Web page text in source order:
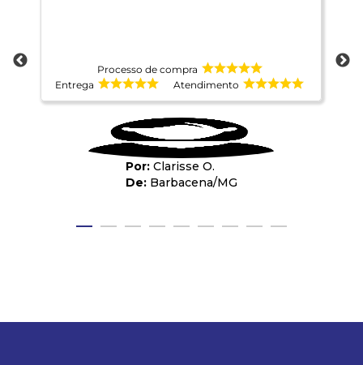
Processo de compra
Entrega
Atendimento
Clarisse O.
Barbacena/MG